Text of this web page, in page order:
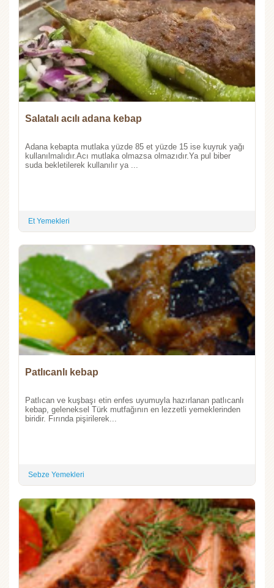
Salatalı acılı adana kebap
Adana kebapta mutlaka yüzde 85 et yüzde 15 ise kuyruk yağı
kullanılmalıdır.Acı mutlaka olmazsa olmazıdır.Ya pul biber
suda bekletilerek kullanılır ya ...
Et Yemekleri
Patlıcanlı kebap
Patlıcan ve kuşbaşı etin enfes uyumuyla hazırlanan patlıcanlı
kebap, geleneksel Türk mutfağının en lezzetli yemeklerinden
biridir. Fırında pişirilerek...
Sebze Yemekleri